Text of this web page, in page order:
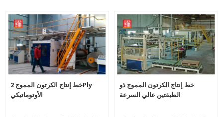
خط إنتاج الكرتون المموج 2Ply
الأوتوماتيكي
خط إنتاج الكرتون المموج ذو
الطبقتين عالي السرعة